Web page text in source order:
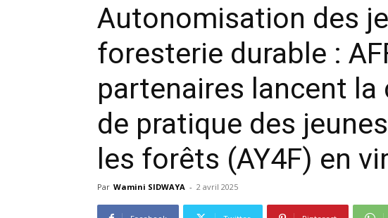
Autonomisation des
foresterie durable :
partenaires lancent
de pratique des
les forêts (AY4F) en
Par Wamini SIDWAYA - 2 avril 2025